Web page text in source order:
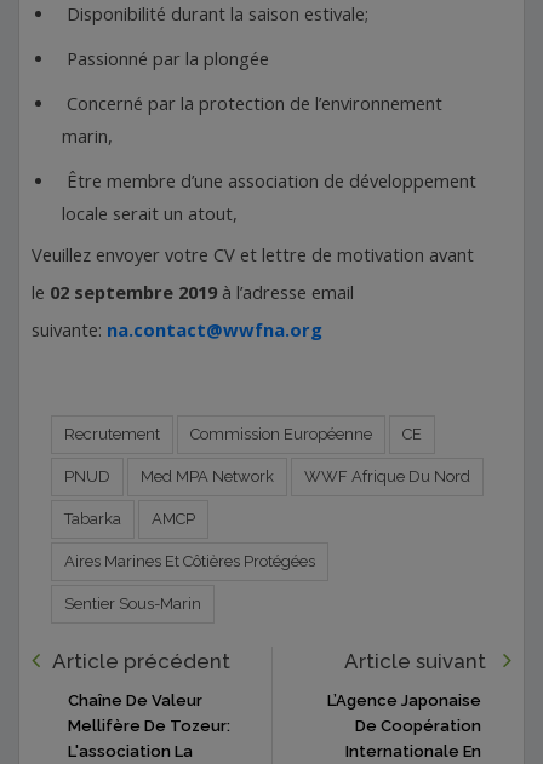
Disponibilité durant la saison estivale;
Passionné par la plongée
Concerné par la protection de l’environnement
marin,
Être membre d’une association de développement
locale serait un atout,
Veuillez envoyer votre CV et lettre de motivation avant
le 02 septembre 2019 à l’adresse email
suivante: na.contact@wwfna.org
Recrutement Commission Européenne CE
PNUD Med MPA Network WWF Afrique Du Nord
Tabarka AMCP
Aires Marines Et Côtières Protégées
Sentier Sous-Marin
Article précédent
Chaîne De Valeur
Mellifère De Tozeur:
L'association La
Article suivant
L’Agence Japonaise
De Coopération
Internationale En